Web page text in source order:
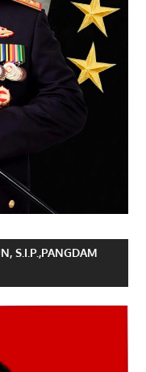
S.I.P.,PANGDAM